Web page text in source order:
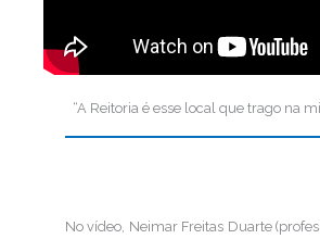
“A Reitoria é esse local que trago na
No vídeo, Neimar Freitas Duarte